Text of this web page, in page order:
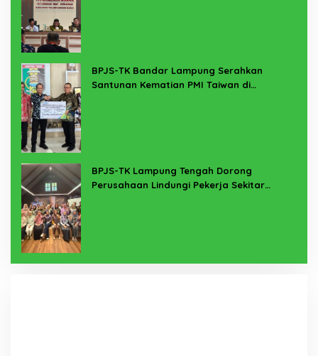
BPJS-TK Bandar Lampung Serahkan
Santunan Kematian PMI Taiwan di
BPJS-TK Lampung Tengah Dorong
Perusahaan Lindungi Pekerja Sekitar